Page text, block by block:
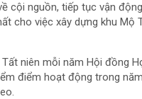
nguồn, tiếp tục vận động
cho việc xây dựng khu Mộ
niên mỗi năm Hội đồng Họ
điểm hoạt động trong